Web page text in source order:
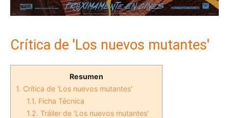
Crítica de 'Los nuevos mutantes'
Resumen
1. Crítica de 'Los nuevos mutantes'
1.1. Ficha Técnica
1.2. Tráiler de 'Los nuevos mutantes'